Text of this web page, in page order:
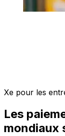
Xe pour les
Les
mondiaux